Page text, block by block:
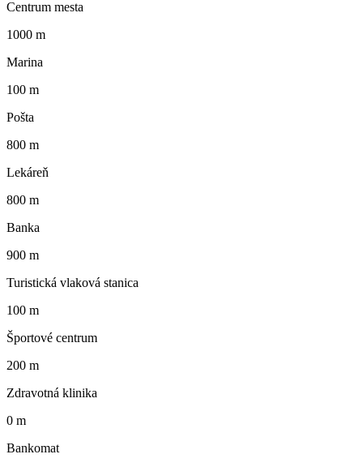
Centrum mesta
1000 m
Marina
100 m
Pošta
800 m
Lekáreň
800 m
Banka
900 m
Turistická vlaková stanica
100 m
Športové centrum
200 m
Zdravotná klinika
0 m
Bankomat